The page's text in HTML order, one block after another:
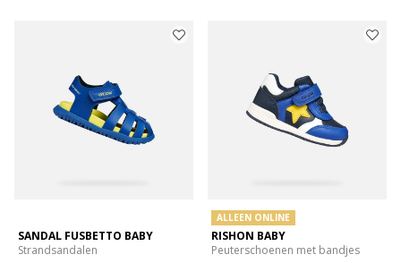
SANDAL FUSBETTO BABY
Strandsandalen
ALLEEN ONLINE
RISHON BABY
Peuterschoenen met bandjes